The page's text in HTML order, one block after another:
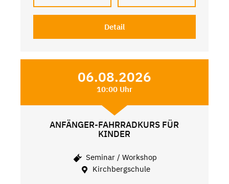
Detail
06.08.2026
10:00 Uhr
ANFÄNGER-FAHRRADKURS FÜR
KINDER
Seminar / Workshop
Kirchbergschule